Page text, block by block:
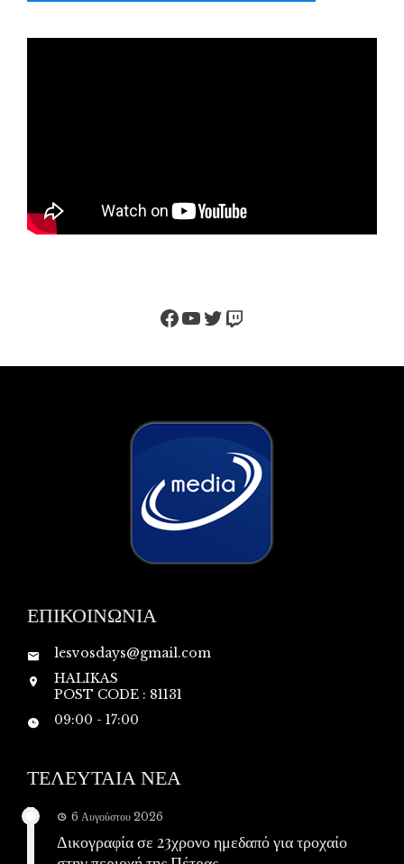
Facebook
YouTube
Twitter
Twitch
ΕΠΙΚΟΙΝΩΝΙΑ
lesvosdays@gmail.com
HALIKAS
POST CODE : 81131
09:00 - 17:00
ΤΕΛΕΥΤΑΙΑ ΝΕΑ
6 Αυγούστου 2026
Δικογραφία σε 23χρονο ημεδαπό για τροχαίο